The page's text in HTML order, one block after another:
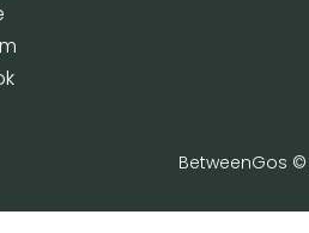
BetweenGos ©